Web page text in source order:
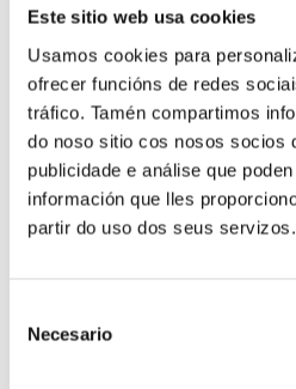
Este sitio web usa cookies
Usamos cookies para
ofrecer funcións de redes
tráfico. Tamén compartimos
do noso sitio cos nosos socios
publicidade e análise que
información que lles
partir do uso dos seus servizos.
Selection
Necesario
Protección de datos
personales
Guía